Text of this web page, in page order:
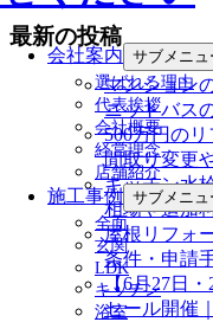
会社案内 サブメニュ
選ばれる理由
代表挨拶
会社概要
経営理念
店舗紹介
施工事例 サブメニュ
全面
玄関
LDK
キッチン
浴室
最新の投稿
マンション
ニットバス
500万円の
間取り変更
キッチン水
相場や追加
屋根リフォ
条件・申請
【6月27日
セール開催